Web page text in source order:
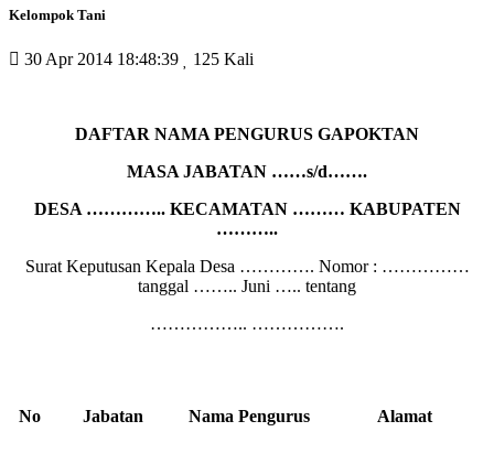
Kelompok Tani
30 Apr 2014 18:48:39 125 Kali
DAFTAR NAMA PENGURUS GAPOKTAN
MASA JABATAN ……s/d…….
DESA ………….. KECAMATAN ……… KABUPATEN
………..
Surat Keputusan Kepala Desa …………. Nomor : ……………
tanggal …….. Juni ….. tentang
…………….. …………….
No Jabatan Nama Pengurus Alamat